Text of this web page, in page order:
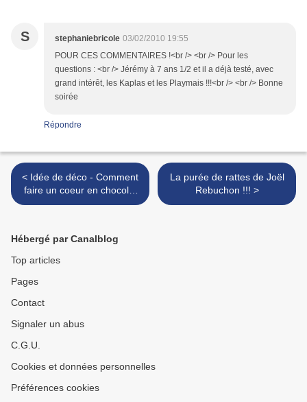
S stephaniebricole 03/02/2010 19:55
POUR CES COMMENTAIRES !<br /> <br /> Pour les
questions : <br /> Jérémy à 7 ans 1/2 et il a déjà testé, avec
grand intérêt, les Kaplas et les Playmais !!!<br /> <br /> Bonne
soirée
Répondre
< Idée de déco - Comment
faire un coeur en chocolat
pour la Saint Valentin
La purée de rattes de Joël
Rebuchon !!! >
Hébergé par Canalblog
Top articles
Pages
Contact
Signaler un abus
C.G.U.
Cookies et données personnelles
Préférences cookies